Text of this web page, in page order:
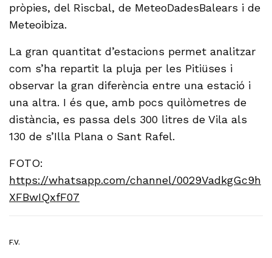
pròpies, del Riscbal, de MeteoDadesBalears i de
Meteoibiza.
La gran quantitat d’estacions permet analitzar
com s’ha repartit la pluja per les Pitiüses i
observar la gran diferència entre una estació i
una altra. I és que, amb pocs quilòmetres de
distància, es passa dels 300 litres de Vila als
130 de s’Illa Plana o Sant Rafel.
FOTO:
https://whatsapp.com/channel/0029VadkgGc9h
XFBwIQxfF07
F.V.